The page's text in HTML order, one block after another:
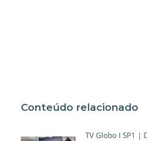
Conteúdo relacionado
TV Globo I SP1 |